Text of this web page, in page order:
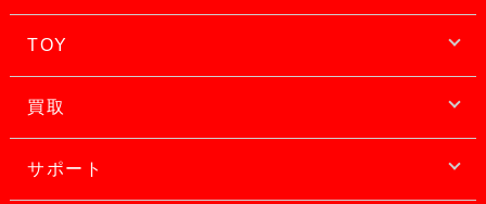
TOY
買取
サポート